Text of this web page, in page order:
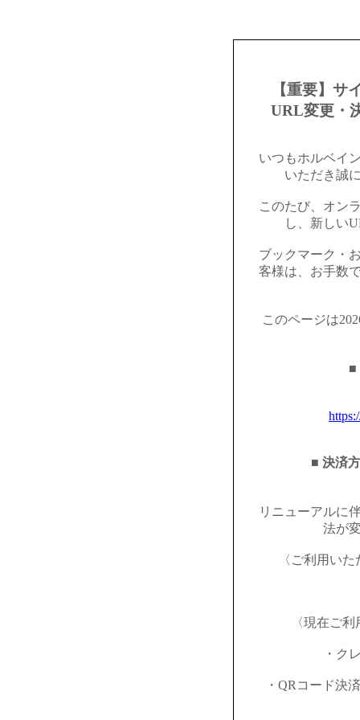
【重要】サ
URL変更・
いつもホルベイ
いただき誠
このたび、オン
し、新しい
ブックマーク・
客様は、お手数
このページは
■
■ 決済
リニューアルに
法が
〈ご利用い
〈現在ご
・ク
・QRコード決